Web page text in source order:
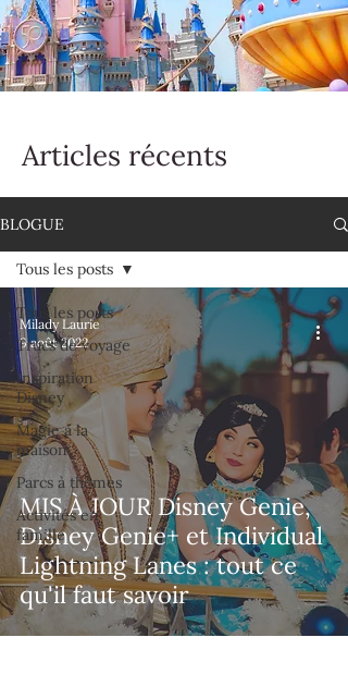
Articles récents
BLOGUE
Tous les posts
Trucs de voyage
Inspiration
Disney
Magie à la
maison
Parcs à thèmes
Activités en
famille
Tous les posts
MIS À JOUR Disney Genie,
Disney Genie+ et Individual
Lightning Lanes : tout ce
qu'il faut savoir
Milady Laurie
9 août 2022